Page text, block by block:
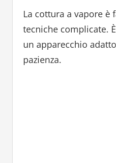
La cottura a vapore è
tecniche complicate.
un apparecchio
pazienza.